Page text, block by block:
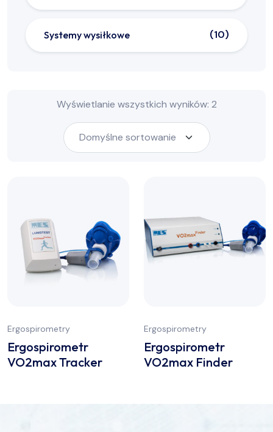
Wyświetlanie wszystkich wyników: 2
Ergospirometry
Ergospirometr
VO2max Tracker
Ergospirometry
Ergospirometr
VO2max Finder
Systemy wysiłkowe 10